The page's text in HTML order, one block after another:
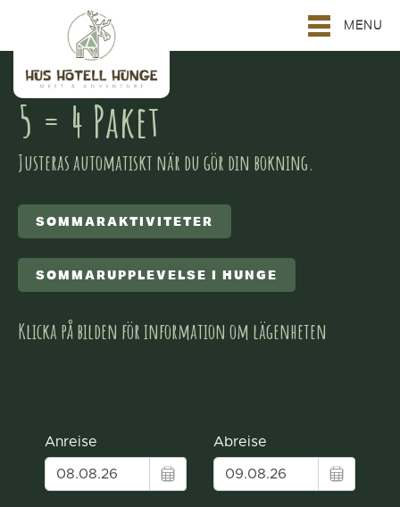
MENU
5 = 4 Paket
Justeras automatiskt när du gör din bokning.
SOMMARAKTIVITETER
SOMMARUPPLEVELSE I HUNGE
Klicka på bilden för information om lägenheten